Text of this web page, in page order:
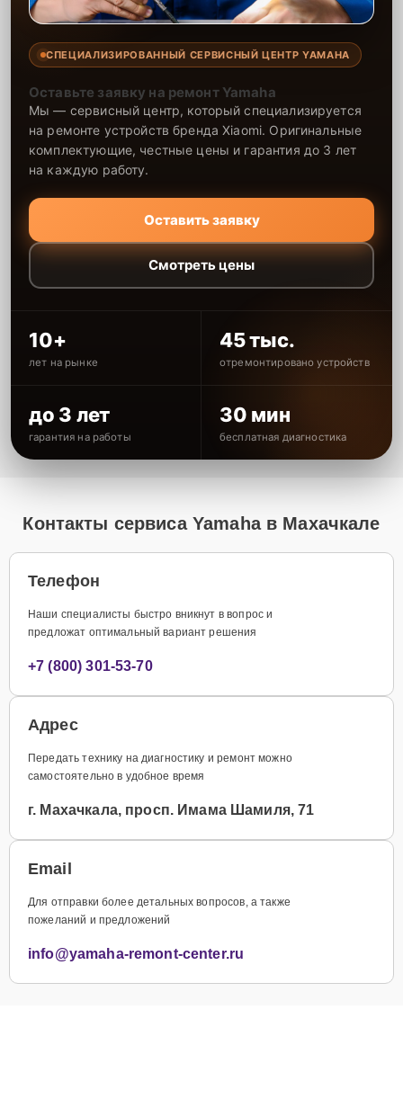
СПЕЦИАЛИЗИРОВАННЫЙ СЕРВИСНЫЙ ЦЕНТР YAMAHA
Оставьте заявку на ремонт Yamaha
Мы — сервисный центр, который специализируется
на ремонте устройств бренда Xiaomi. Оригинальные
комплектующие, честные цены и гарантия до 3 лет
на каждую работу.
Оставить заявку
Смотреть цены
10+
лет на рынке
45 тыс.
отремонтировано устройств
до 3 лет
гарантия на работы
30 мин
бесплатная диагностика
Контакты сервиса Yamaha в Махачкале
Телефон
Наши специалисты быстро вникнут в вопрос и
предложат оптимальный вариант решения
+7 (800) 301-53-70
Адрес
Передать технику на диагностику и ремонт можно
самостоятельно в удобное время
г. Махачкала, просп. Имама Шамиля, 71
Email
Для отправки более детальных вопросов, а также
пожеланий и предложений
info@yamaha-remont-center.ru